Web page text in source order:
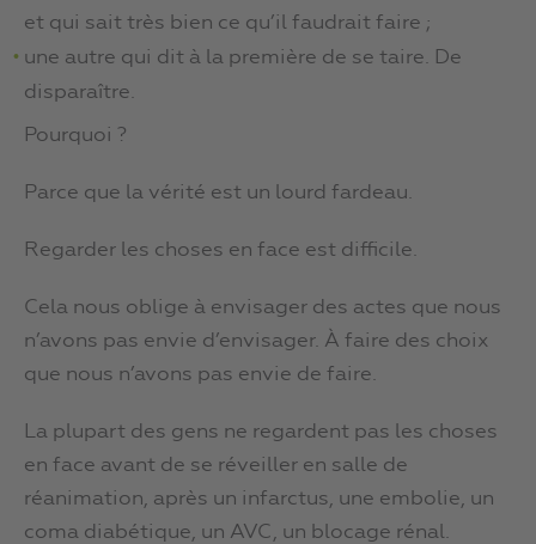
et qui sait très bien ce qu’il faudrait faire ;
une autre qui dit à la première de se taire. De
disparaître.
Pourquoi ?
Parce que la vérité est un lourd fardeau.
Regarder les choses en face est difficile.
Cela nous oblige à envisager des actes que nous
n’avons pas envie d’envisager. À faire des choix
que nous n’avons pas envie de faire.
La plupart des gens ne regardent pas les choses
en face avant de se réveiller en salle de
réanimation, après un infarctus, une embolie, un
coma diabétique, un AVC, un blocage rénal.